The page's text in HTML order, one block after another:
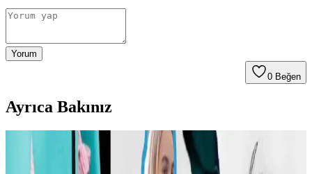
Yorum
0 Beğen
Ayrıca Bakınız
Carolyn Bessette Kennedy Stili ve 90'lar
Minimalizminin Günümüzdeki Yansımaları